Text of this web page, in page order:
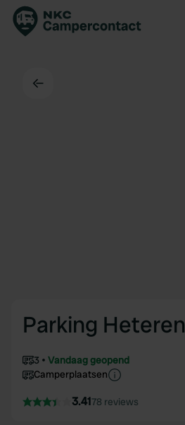
Parking Heteren
3
Vandaag geopend
Camperplaatsen
3.4178 reviews